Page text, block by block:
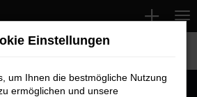
Einstellungen
um Ihnen die bestmögliche Nutzung
ermöglichen und unsere